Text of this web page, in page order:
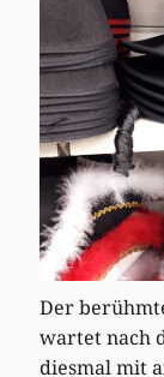
Der
wartet nach
diesmal mit